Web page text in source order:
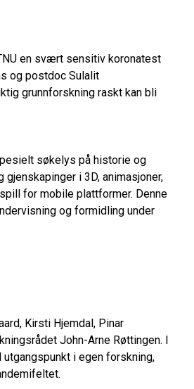
en svært sensitiv koronatest
og postdoc Sulalit
grunnforskning raskt kan bli
søkelys på historie og
i 3D, animasjoner,
for mobile plattformer. Denne
og formidling under
Kirsti Hjemdal, Pinar
John-Arne Røttingen. I
i egen forskning,